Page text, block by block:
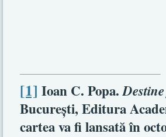
[1] Ioan C. Popa.
Bucureşti, Editura
cartea va fi lansată în